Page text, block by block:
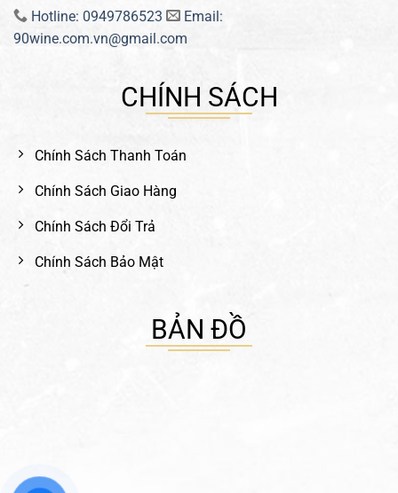
Hotline: 0949786523
Email:
90wine.com.vn@gmail.com
CHÍNH SÁCH
Chính Sách Thanh Toán
Chính Sách Giao Hàng
Chính Sách Đổi Trả
Chính Sách Bảo Mật
BẢN ĐỒ